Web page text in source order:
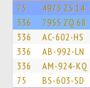
75 4973 ZS 14
336 7955 ZQ 68
336 AC-602-HS
336 AB-992-LN
336 AM-924-KQ
75 BS-603-SD